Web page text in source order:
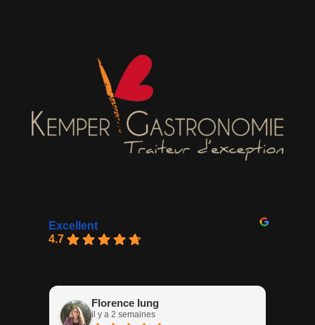
Excellent
4.7
Florence Iung
il y a 2 semaines